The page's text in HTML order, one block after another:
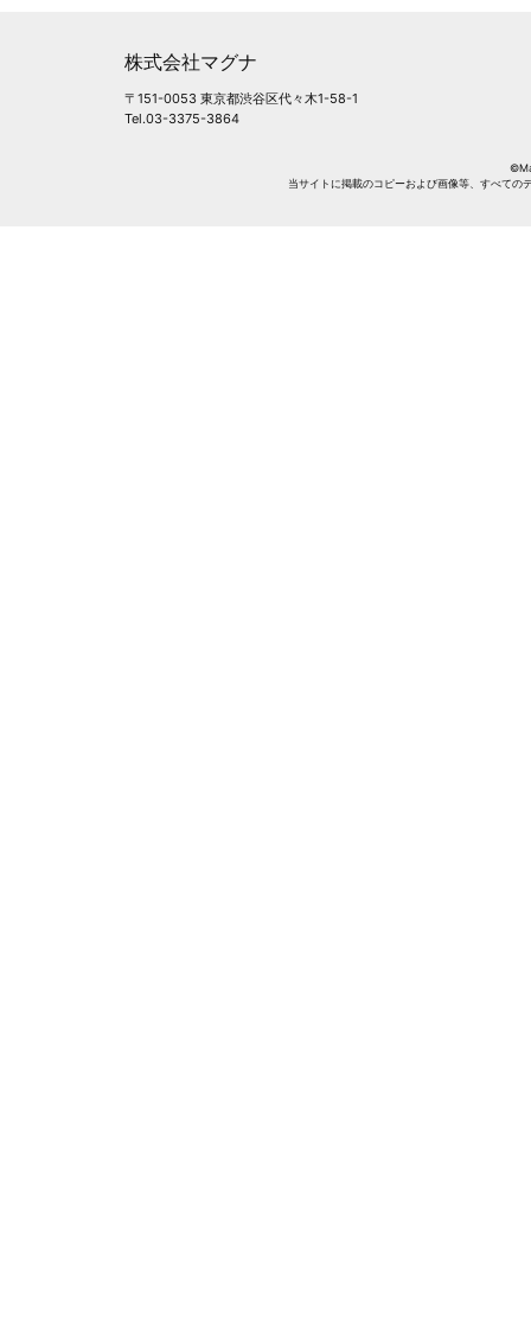
株式会社マグナ
〒151-0053 東京都渋谷区代々木1-58-1
Tel.03-3375-3864
当サイトに掲載のコピーおよび画像等、すべての